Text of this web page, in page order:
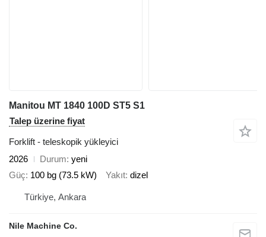
Manitou MT 1840 100D ST5 S1
Talep üzerine fiyat
Forklift - teleskopik yükleyici
2026
Durum yeni
Güç 100 bg (73.5 kW) Yakıt dizel
Türkiye, Ankara
Nile Machine Co.